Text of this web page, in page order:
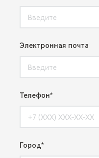
Электронная почта
Телефон
Город